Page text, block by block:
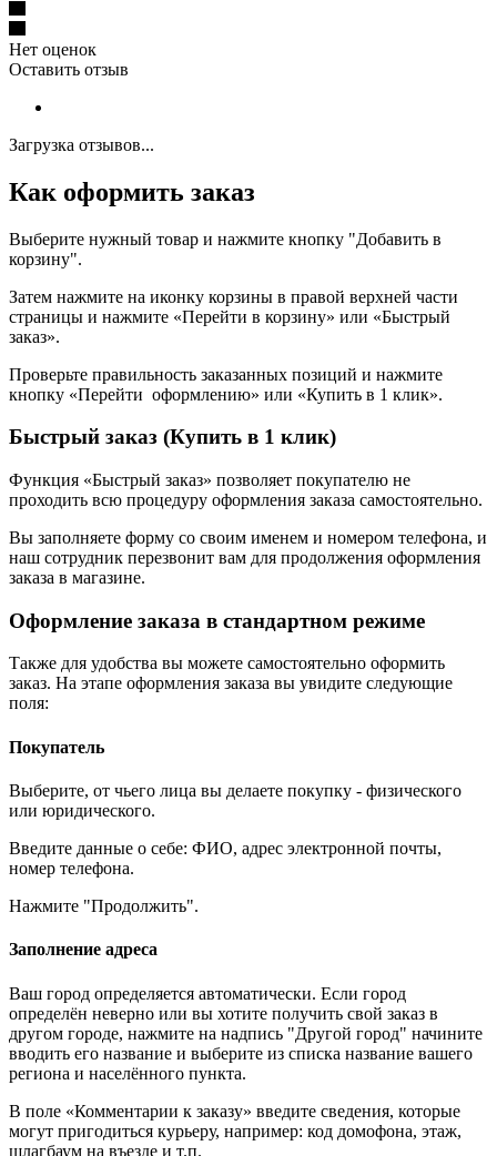
Нет оценок
Оставить отзыв
Загрузка отзывов...
Как оформить заказ
Выберите нужный товар и нажмите кнопку "Добавить в
корзину".
Затем нажмите на иконку корзины в правой верхней части
страницы и нажмите «Перейти в корзину» или «Быстрый
заказ».
Проверьте правильность заказанных позиций и нажмите
кнопку «Перейти оформлению» или «Купить в 1 клик».
Быстрый заказ (Купить в 1 клик)
Функция «Быстрый заказ» позволяет покупателю не
проходить всю процедуру оформления заказа самостоятельно.
Вы заполняете форму со своим именем и номером телефона, и
наш сотрудник перезвонит вам для продолжения оформления
заказа в магазине.
Оформление заказа в стандартном режиме
Также для удобства вы можете самостоятельно оформить
заказ. На этапе оформления заказа вы увидите следующие
поля:
Покупатель
Выберите, от чьего лица вы делаете покупку - физического
или юридического.
Введите данные о себе: ФИО, адрес электронной почты,
номер телефона.
Нажмите "Продолжить".
Заполнение адреса
Ваш город определяется автоматически. Если город
определён неверно или вы хотите получить свой заказ в
другом городе, нажмите на надпись "Другой город" начините
вводить его название и выберите из списка название вашего
региона и населённого пункта.
В поле «Комментарии к заказу» введите сведения, которые
могут пригодиться курьеру, например: код домофона, этаж,
шлагбаум на въезде и т.п.